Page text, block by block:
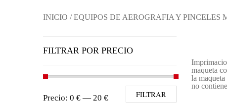
INICIO /EQUIPOS DE AEROGRAFIA Y PINCELES
FILTRAR POR PRECIO
FILTRAR
Precio: 0 € — 20 €
maqueta
la
no